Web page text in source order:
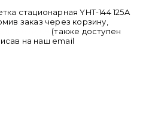
стационарная YHT-144 125A
заказ через корзину,
(также доступен
на наш email